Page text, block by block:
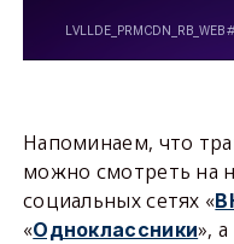
Напоминаем, что
можно смотреть на
социальных сетях «
«Одноклассники»,